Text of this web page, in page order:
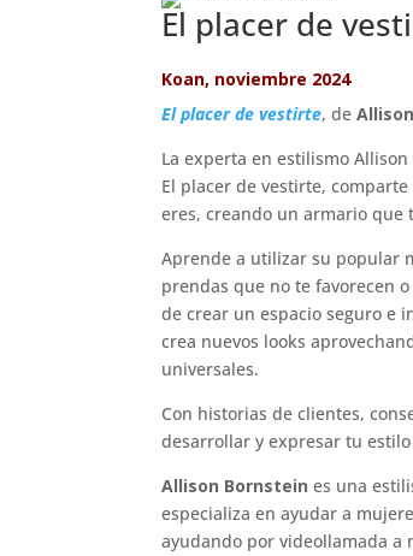
El placer de
Koan, noviembre 2024
El placer de vestirte, de
La experta en estilismo
El placer de vestirte,
eres, creando un armario
Aprende a utilizar su popular
prendas que no te favorecen
de crear un espacio seguro e
crea nuevos looks
universales.
Con historias de clientes,
desarrollar y expresar tu
Allison Bornstein es una
especializa en ayudar a
ayudando por videollamada a